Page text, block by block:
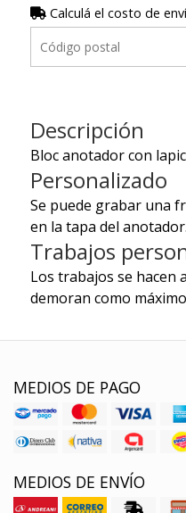
Calculá el costo de
Descripción
Bloc anotador con
Personalizado
Se puede grabar una
en la tapa del anotador.
Trabajos
Los trabajos se hacen
demoran como
MEDIOS DE PAGO
MEDIOS DE ENVÍO